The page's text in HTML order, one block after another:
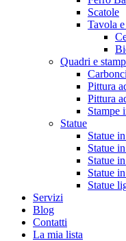
Scatole
Tavola
Quadri e
Pittura
Pittura
Stampe
Statue
Statue
Statue
Statue
Statue
Statue
Servizi
Blog
Contatti
La mia lista